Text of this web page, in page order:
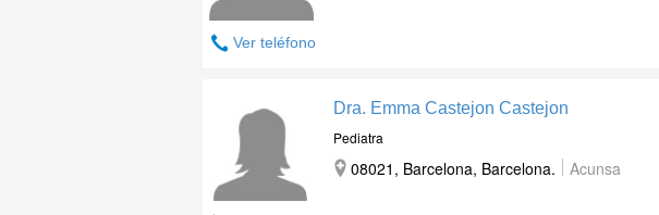
Ver teléfono
Dra. Emma Castejon Castejon
Pediatra
08021, Barcelona, Barcelona. Acunsa